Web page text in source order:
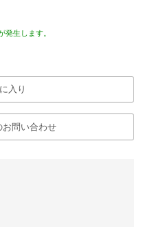
発生します。
入り
問い合わせ